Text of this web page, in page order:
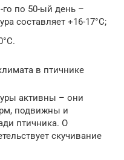
по 50-ый день –
составляет +16-17°С;
в птичнике
активны – они
подвижны и
птичника. О
скучивание